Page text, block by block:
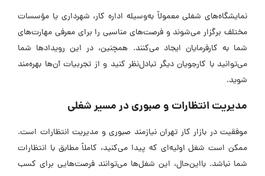
نمایشگاه‌های شغلی معمولاً به‌وسیله اداره کار، شهرداری یا مؤسسات
مختلف برگزار می‌شوند و فرصت‌های مناسبی را برای معرفی مهارت‌های
شما به کارفرمایان ایجاد می‌کنند. همچنین، در این رویدادها شما
می‌توانید با کارجویان دیگر تبادل‌نظر کنید و از تجربیات آن‌ها بهره‌مند
شوید.
مدیریت انتظارات و صبوری در مسیر شغلی
موفقیت در بازار کار تهران نیازمند صبوری و مدیریت انتظارات است.
ممکن است شغل اولیه‌ای که پیدا می‌کنید، کاملاً مطابق با انتظارات
شما نباشد. بااین‌حال، این شغل‌ها می‌توانند فرصت‌هایی برای کسب